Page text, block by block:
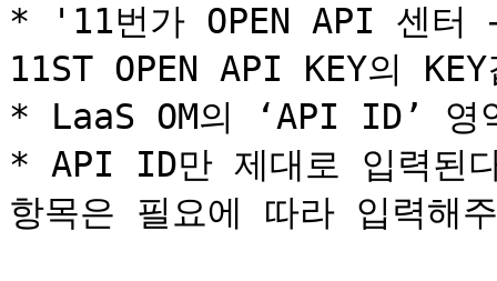
* '11번가 OPEN API 센터
11ST OPEN API KEY의
* LaaS OM의 ‘API ID’ 영
* API ID만 제대로 입력된
항목은 필요에 따라 입력해